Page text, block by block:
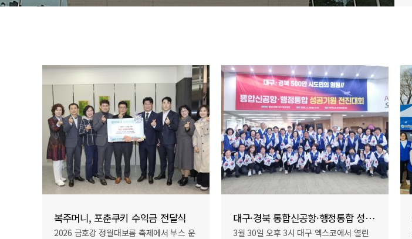
3월 30일 오후 3시 대구 엑스코에서 열린
정월대보름 포춘쿠키&복주머니 행사
2026년 금호강 정월대보름 행사에서 한해